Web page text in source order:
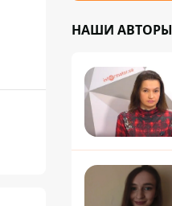
НАШИ АВТОРЫ